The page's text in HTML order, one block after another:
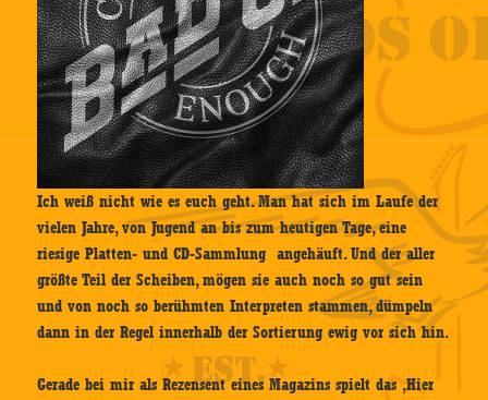
Ich weiß nicht wie es euch geht. Man hat sich im Laufe der
vielen Jahre, von Jugend an bis zum heutigen Tage, eine
riesige Platten- und CD-Sammlung angehäuft. Und der aller
größte Teil der Scheiben, mögen sie auch noch so gut sein
und von noch so berühmten Interpreten stammen, dümpeln
dann in der Regel innerhalb der Sortierung ewig vor sich hin.
Gerade bei mir als Rezensent eines Magazins spielt das ‚Hier